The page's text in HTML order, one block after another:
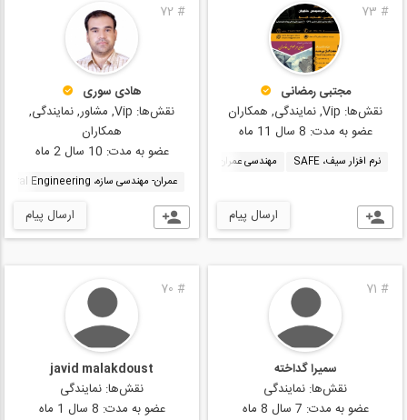
#
73
مجتبی رمضانی
نقش‌ها: Vip, نمایندگی, همکاران
عضو به مدت: 8 سال 11 ماه
نرم افزار سیف، SAFE مهندسی عمران، Civil Engineering نرم افزار ایتبز، ETABS
ارسال پیام
#
72
هادی سوری
نقش‌ها:
Vip, مشاور, نمایندگی,
همکاران
عضو به مدت: 10 سال 2 ماه
عمران- مهندسی سازه، Structural Engineering
ارسال پیام
#
71
سمیرا گداخته
نقش‌ها: نمایندگی
عضو به مدت: 7 سال 8 ماه
#
70
javid malakdoust
نقش‌ها: نمایندگی
عضو به مدت: 8 سال 1 ماه